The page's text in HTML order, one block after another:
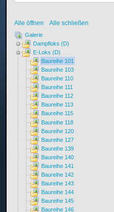
Alle öffnen Alle schließen
Galerie
Dampfloks (D)
E-Loks (D)
Baureihe 101
Baureihe 103
Baureihe 110
Baureihe 111
Baureihe 112
Baureihe 113
Baureihe 115
Baureihe 118
Baureihe 120
Baureihe 127
Baureihe 139
Baureihe 140
Baureihe 141
Baureihe 142
Baureihe 143
Baureihe 144
Baureihe 145
Baureihe 146